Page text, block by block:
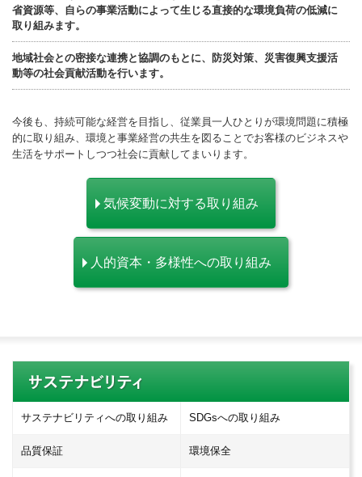
省資源等、自らの事業活動によって生じる直接的な環境負荷の低減に
取り組みます。
地域社会との密接な連携と協調のもとに、防災対策、災害復興支援活
動等の社会貢献活動を行います。
今後も、持続可能な経営を目指し、従業員一人ひとりが環境問題に積極
的に取り組み、環境と事業経営の共生を図ることでお客様のビジネスや
生活をサポートしつつ社会に貢献してまいります。
気候変動に対する取り組み
人的資本・多様性への取り組み
サステナビリティへの取り組み SDGsへの取り組み
品質保証 環境保全